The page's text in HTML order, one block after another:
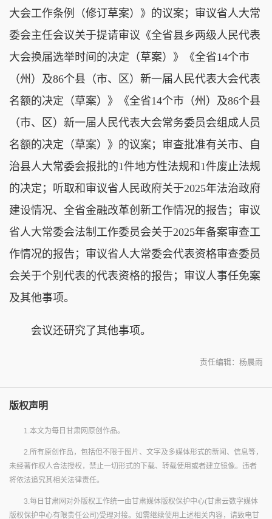
大会工作条例（修订草案）》的议案；审议省人大常
委会主任会议关于提请审议《全省县乡两级人民代表
大会换届选举时间的决定（草案）》《全省14个市
（州）及86个县（市、区）新一届人民代表大会代表
名额的决定（草案）》《全省14个市（州）及86个县
（市、区）新一届人民代表大会常务委员会组成人员
名额的决定（草案）》的议案；审查批准有关市、自
治县人大常委会报批的1件地方性法规和1件废止法规
的决定；听取和审议省人民政府关于2025年法治政府
建设情况、全省金融改革创新工作情况的报告；审议
省人大常委会法制工作委员会关于2025年备案审查工
作情况的报告；审议省人大常委会代表资格审查委员
会关于个别代表的代表资格的报告；审议人事任免案
及其他事项。
会议还研究了其他事项。
责任编辑：杨晨雨
版权声明
1.本文为每日甘肃网原创作品。
2.所有原创作品，包括但不限于图片、文字及多媒体形式的新闻、信息等，
未经著作权人合法授权，禁止一切形式的下载、转载使用或者建立镜像。违者
将依法追究其相关法律责任。
3.每日甘肃网对外版权工作统一由甘肃媒体版权保护中心(甘肃云数字媒体
版权保护中心有限责任公司)受理对接。如需继续使用上述相关内容，请致电甘